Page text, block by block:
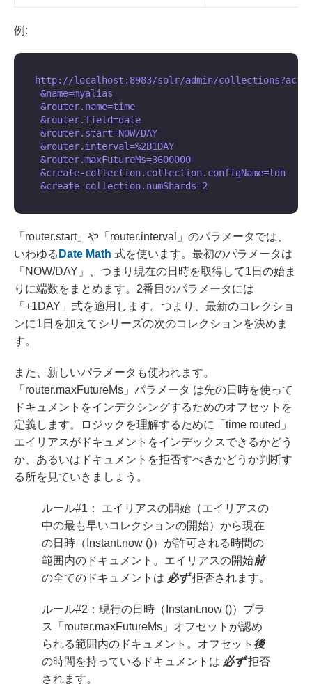
例:
http://localhost:8983/solr/admin/
&name=myalias
&router.name=time
&router.field=date
&router.start=NOW/DAY
&router.interval=%2B1DAY
&router.maxFutureMs=3600000
&create-collection.collection.configName=ldn
「router.start」や「router.interval」のパラメータでは、
いわゆる Date Math 式を使います。最初のパラメータは
「NOW/DAY」、つまり現在の日時を取得して1日の始ま
りに端数をまとめます。2番目のパラメータには
「+1DAY」式を適用します。つまり、最新のコレクショ
ンに1日を加えてシリーズの次のコレクションを決めま
す。
また、新しいパラメータも使われます。
「router.maxFutureMs」パラメータ は先の日時を使って
ドキュメントをインデクシングするためのオフセットを
定義します。ロジックを理解するために「time routed」
エイリアスがドキュメントをインデックスできるかどう
か、あるいはドキュメントを拒否すべきかどうか判断す
る所を見ていきましょう。
ルール#1： エイリアスの開始（エイリアスの
中の最も早いコレクションの開始）から現在
の日時（Instant.now ()）が許可される時間の
範囲内のドキュメント。エイリアスの開始前
の全てのドキュメントは 必ず拒否されます。
ルール#2：現行の日時（Instant.now ()）プラ
ス「router.maxFutureMs」オフセットが認め
られる範囲内のドキュメント。オフセット 後
の時間を持っているドキュメントは 必ず拒否
されます。